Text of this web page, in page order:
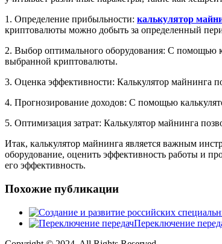
1. Определение прибыльности: калькулятор
криптовалюты можно добыть за определенный
2. Выбор оптимального оборудования: С помощью
выбранной криптовалюты.
3. Оценка эффективности: Калькулятор майнинга
4. Прогнозирование доходов: С помощью
5. Оптимизация затрат: Калькулятор майнинга
Итак, калькулятор майнинга является важным
оборудование, оценить эффективность работы и
его эффективность.
Похожие публикации
Переключение